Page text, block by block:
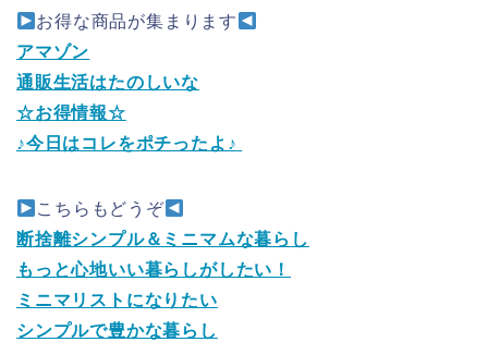
お得な商品が集まります
アマゾン
通販生活はたのしいな
☆お得情報☆
♪今日はコレをポチったよ♪
こちらもどうぞ
断捨離シンプル＆ミニマムな暮らし
もっと心地いい暮らしがしたい！
ミニマリストになりたい
シンプルで豊かな暮らし